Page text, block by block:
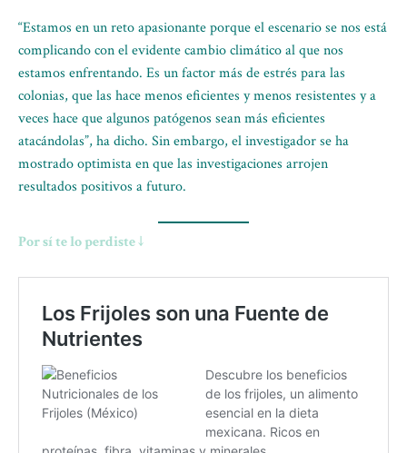
“Estamos en un reto apasionante porque el escenario se nos está
complicando con el evidente cambio climático al que nos
estamos enfrentando. Es un factor más de estrés para las
colonias, que las hace menos eficientes y menos resistentes y a
veces hace que algunos patógenos sean más eficientes
atacándolas”, ha dicho. Sin embargo, el investigador se ha
mostrado optimista en que las investigaciones arrojen
resultados positivos a futuro.
Por sí te lo perdiste ↓